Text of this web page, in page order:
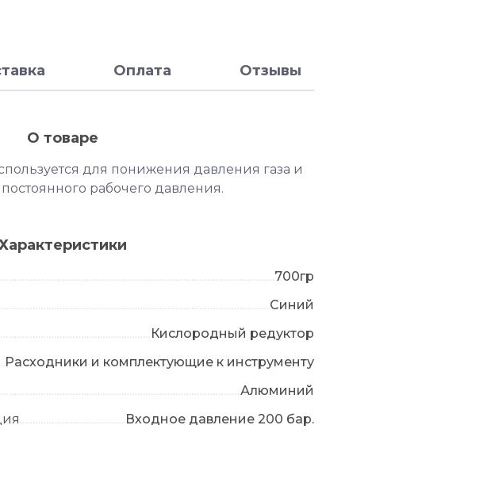
Оплата Отзывы
О товаре
для понижения давления газа и
рабочего давления.
700гр
Синий
Кислородный редуктор
Расходники и комплектующие к инструменту
Алюминий
Входное давление 200 бар.